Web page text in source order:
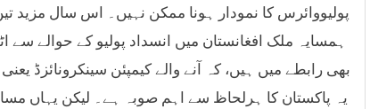
پولیووائرس کا نمودار ہونا ممکن نہیں۔ اس سال مزید
ہمسایہ ملک افغانستان میں انسداد پولیو کے حوالے
بھی رابطے میں ہیں، کہ آنے والے کیمپئن سینکرونائزڈ
یہ پاکستان کا ہرلحاظ سے اہم صوبہ ہے۔ لیکن یہاں